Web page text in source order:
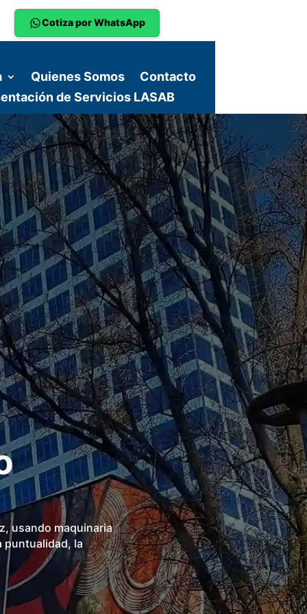
Cotiza por WhatsApp
Quienes Somos
Contacto
de Servicios LASAB
usando maquinaria
puntualidad, la